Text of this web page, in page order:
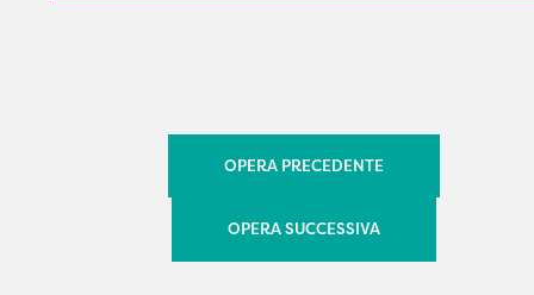
OPERA PRECEDENTE
OPERA SUCCESSIVA